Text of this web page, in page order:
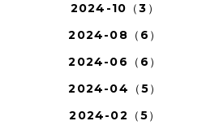
2024-10（3）
2024-08（6）
2024-06（6）
2024-04（5）
2024-02（5）